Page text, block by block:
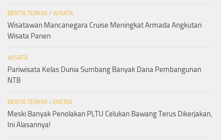
BERITA TERKINI / WISATA
Wisatawan Mancanegara Cruise Meningkat Armada Angkutan
Wisata Panen
WISATA
Pariwisata Kelas Dunia Sumbang Banyak Dana Pembangunan
NTB
BERITA TERKINI / ENERGI
Meski Banyak Penolakan PLTU Celukan Bawang Terus Dikerjakan,
Ini Alasannya!